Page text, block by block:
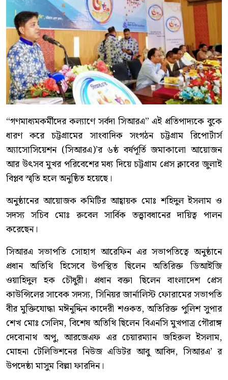
“গণমাধ্যমকর্মীদের কল্যাণে সর্বদা সিআরএ” এই প্রতিপাদ্যকে বুকে
ধারণ করে চট্টগ্রামের সাংবাদিক সংগঠন চট্টগ্রাম রিপোর্টার্স
অ্যাসোসিয়েশন (সিআরএ)’র ৬ষ্ঠ বর্ষপূর্তি জমাকালো আয়োজন
আর উৎসব মুখর পরিবেশের মধ্য দিয়ে চট্টগ্রাম প্রেস ক্লাবের জুলাই
বিপ্লব স্মৃতি হলে অনুষ্ঠিত হয়েছে।
অনুষ্ঠানের আয়োজক কমিটির আহ্বায়ক মোঃ শহিদুল ইসলাম ও
সদস্য সচিব মোঃ রুবেল সার্বিক তত্ত্বাবধানের দায়িত্ব পালন
করেছেন।
সিআরএ সভাপতি সোহাগ আরেফিন এর সভাপতিত্বে অনুষ্ঠানে
প্রধান অতিথি হিসেবে উপস্থিত ছিলেন অতিরিক্ত ডিআইজি
ওয়াহিদুল হক চৌধুরী। প্রধান বক্তা ছিলেন বাংলাদেশ প্রেস
কাউন্সিলের সাবেক সদস্য, সিনিয়র জার্নালিস্ট ফোরামের সভাপতি
বীর মুক্তিযোদ্ধা মঈনুদ্দিন কাদেরী শওকত, অতিরিক্ত পুলিশ সুপার
শেখ মোঃ সেলিম, বিশেষ অতিথি ছিলেন বিএনসি মুখপাত্র গৌরাঙ্গ
দেবোনাথ অপু, আরজেএফ এর চেয়ারম্যান জহিরুল ইসলাম,
মোহনা টেলিভিশনের নিউজ এডিটর আবু আবিদ, সিআরএ’ র
উপদেষ্ঠা মাসুম বিল্লা ফারদিন।